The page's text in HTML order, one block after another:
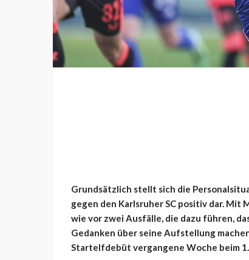
Grundsätzlich stellt sich die
gegen den Karlsruher SC positiv dar. Mit
wie vor zwei Ausfälle, die dazu führen,
Gedanken über seine Aufstellung
Startelfdebüt vergangene Woche beim